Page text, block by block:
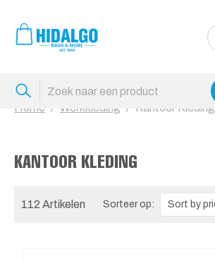
Home Werkkleding Kantoor Kleding
KANTOOR KLEDING
112 Artikelen Sorteer op: